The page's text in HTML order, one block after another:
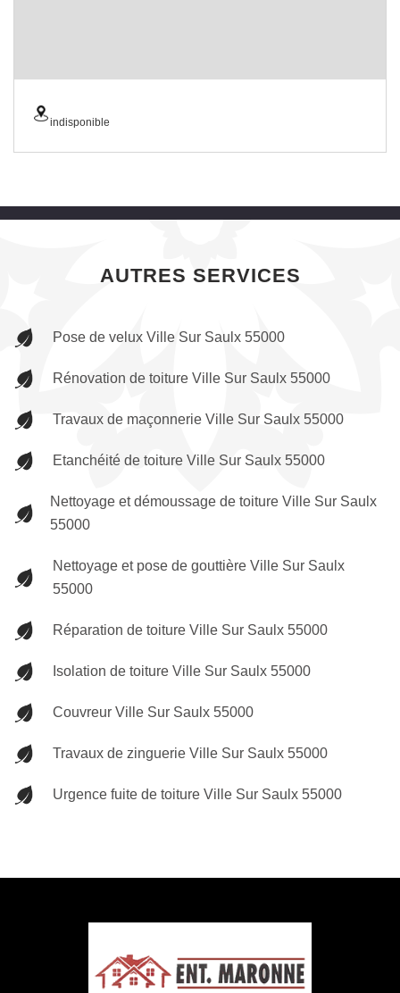
indisponible
AUTRES SERVICES
Pose de velux Ville Sur Saulx 55000
Rénovation de toiture Ville Sur Saulx 55000
Travaux de maçonnerie Ville Sur Saulx 55000
Etanchéité de toiture Ville Sur Saulx 55000
Nettoyage et démoussage de toiture Ville Sur Saulx
55000
Nettoyage et pose de gouttière Ville Sur Saulx
55000
Réparation de toiture Ville Sur Saulx 55000
Isolation de toiture Ville Sur Saulx 55000
Couvreur Ville Sur Saulx 55000
Travaux de zinguerie Ville Sur Saulx 55000
Urgence fuite de toiture Ville Sur Saulx 55000